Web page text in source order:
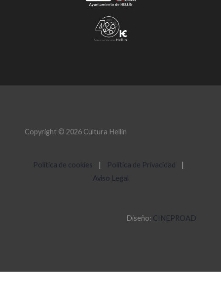
Copyright © 2026 Cultura Hellín
Política de cookies | Política de Privacidad
|
Aviso Legal
Diseño: CINEPROAD